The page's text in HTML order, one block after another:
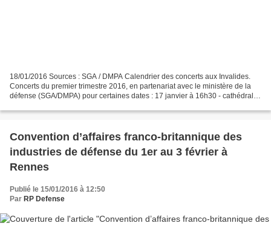
18/01/2016 Sources : SGA / DMPA Calendrier des concerts aux Invalides.
Concerts du premier trimestre 2016, en partenariat avec le ministère de la
défense (SGA/DMPA) pour certaines dates : 17 janvier à 16h30 - cathédrale
Convention d’affaires franco-britannique des
industries de défense du 1er au 3 février à
Rennes
Publié le 15/01/2016 à 12:50
Par RP Defense